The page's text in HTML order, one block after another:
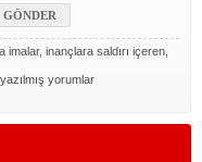
inançlara saldırı içeren,
yorumlar